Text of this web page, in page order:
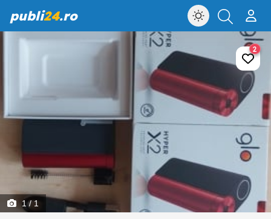
publi24.ro
1/ 1
2